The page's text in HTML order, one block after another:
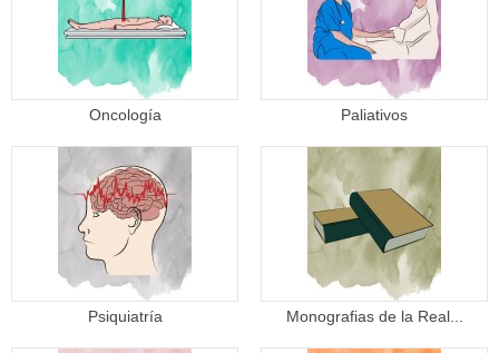
Oncología Paliativos
Psiquiatría Monografias de la Real...